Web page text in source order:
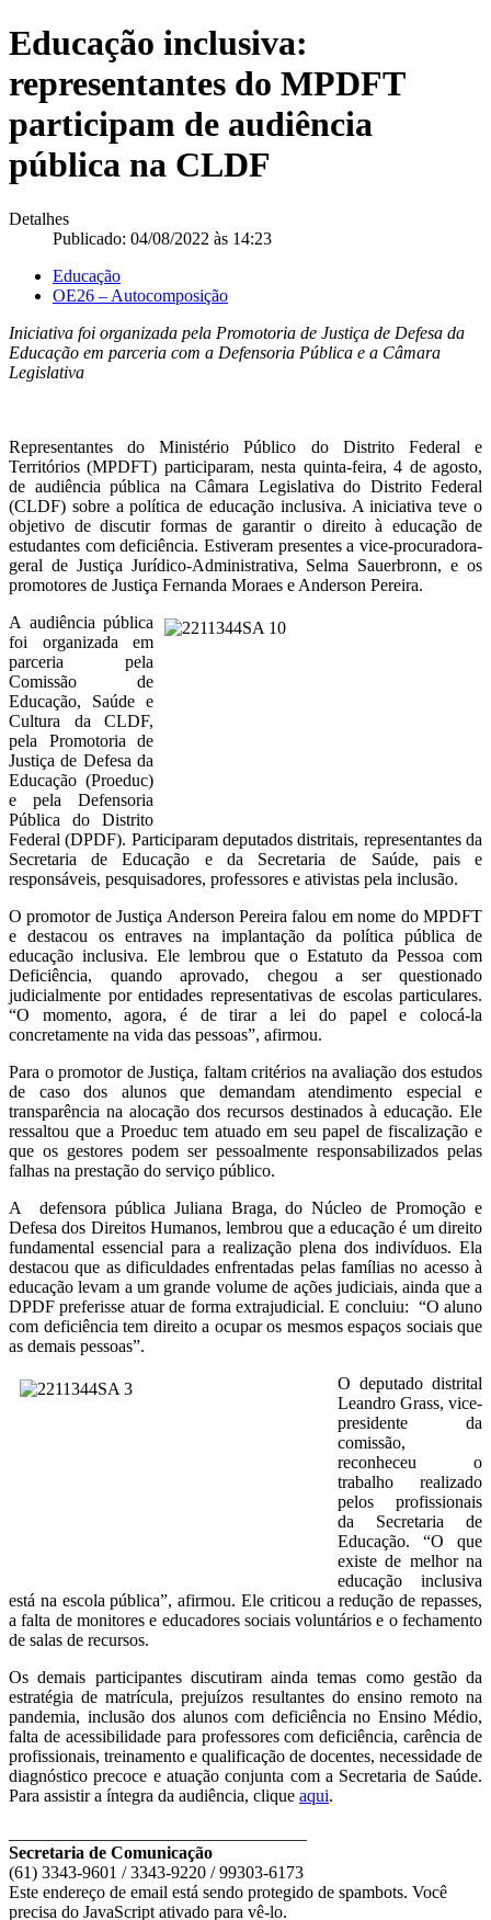
Educação inclusiva:
representantes do MPDFT
participam de audiência
pública na CLDF
Detalhes
Publicado: 04/08/2022 às 14:23
Educação
OE26 – Autocomposição
Iniciativa foi organizada pela Promotoria de Justiça de Defesa da
Educação em parceria com a Defensoria Pública e a Câmara
Legislativa
Representantes do Ministério Público do Distrito Federal e
Territórios (MPDFT) participaram, nesta quinta-feira, 4 de agosto,
de audiência pública na Câmara Legislativa do Distrito Federal
(CLDF) sobre a política de educação inclusiva. A iniciativa teve o
objetivo de discutir formas de garantir o direito à educação de
estudantes com deficiência. Estiveram presentes a vice-procuradora-
geral de Justiça Jurídico-Administrativa, Selma Sauerbronn, e os
promotores de Justiça Fernanda Moraes e Anderson Pereira.
A audiência pública
foi organizada em
parceria pela
Comissão de
Educação, Saúde e
Cultura da CLDF,
pela Promotoria de
Justiça de Defesa da
Educação (Proeduc)
e pela Defensoria
Pública do Distrito
Federal (DPDF). Participaram deputados distritais, representantes da
Secretaria de Educação e da Secretaria de Saúde, pais e
responsáveis, pesquisadores, professores e ativistas pela inclusão.
O promotor de Justiça Anderson Pereira falou em nome do MPDFT
e destacou os entraves na implantação da política pública de
educação inclusiva. Ele lembrou que o Estatuto da Pessoa com
Deficiência, quando aprovado, chegou a ser questionado
judicialmente por entidades representativas de escolas particulares.
“O momento, agora, é de tirar a lei do papel e colocá-la
concretamente na vida das pessoas”, afirmou.
Para o promotor de Justiça, faltam critérios na avaliação dos estudos
de caso dos alunos que demandam atendimento especial e
transparência na alocação dos recursos destinados à educação. Ele
ressaltou que a Proeduc tem atuado em seu papel de fiscalização e
que os gestores podem ser pessoalmente responsabilizados pelas
falhas na prestação do serviço público.
A defensora pública Juliana Braga, do Núcleo de Promoção e
Defesa dos Direitos Humanos, lembrou que a educação é um direito
fundamental essencial para a realização plena dos indivíduos. Ela
destacou que as dificuldades enfrentadas pelas famílias no acesso à
educação levam a um grande volume de ações judiciais, ainda que a
DPDF preferisse atuar de forma extrajudicial. E concluiu: “O aluno
com deficiência tem direito a ocupar os mesmos espaços sociais que
as demais pessoas”.
O deputado distrital
Leandro Grass, vice-
presidente da
comissão,
reconheceu o
trabalho realizado
pelos profissionais
da Secretaria de
Educação. “O que
existe de melhor na
educação inclusiva
está na escola pública”, afirmou. Ele criticou a redução de repasses,
a falta de monitores e educadores sociais voluntários e o fechamento
de salas de recursos.
Os demais participantes discutiram ainda temas como gestão da
estratégia de matrícula, prejuízos resultantes do ensino remoto na
pandemia, inclusão dos alunos com deficiência no Ensino Médio,
falta de acessibilidade para professores com deficiência, carência de
profissionais, treinamento e qualificação de docentes, necessidade de
diagnóstico precoce e atuação conjunta com a Secretaria de Saúde.
Para assistir a íntegra da audiência, clique aqui.
Secretaria de Comunicação
(61) 3343-9601 / 3343-9220 / 99303-6173
Este endereço de email está sendo protegido de spambots. Você
precisa do JavaScript ativado para vê-lo.